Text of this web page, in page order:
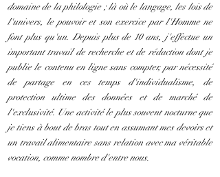
domaine de la philologie ; là où le langage, les lois de
l'univers, le pouvoir et son exercice par l'Homme ne
font plus qu'un. Depuis plus de 10 ans, j'effectue un
important travail de recherche et de rédaction dont je
publie le contenu en ligne sans compter, par nécessité
de partage en ces temps d'individualisme, de
protection ultime des données et de marché de
l'exclusivité. Une activité le plus souvent nocturne que
je tiens à bout de bras tout en assumant mes devoirs et
un travail alimentaire sans relation avec ma véritable
vocation, comme nombre d'entre nous.